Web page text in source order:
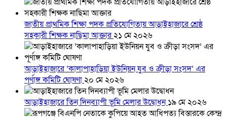
জাতীয় প্রাথমিক শিক্ষা পদক প্রতিযোগিতায় আড়াইহাজারে শ্রেষ্ঠ
সহকারী শিক্ষক নাছিমা আক্তার২১ মে ২০২৬
আড়াইহাজারে ‘কালাপাহাড়িয়া ইউনিয়ন যুব ও ক্রীড়া সংসদ’ এর
পূর্ণাঙ্গ কমিটি ঘোষণা২০ মে ২০২৬
আড়াইহাজারে তিন দিনব্যাপী ভূমি মেলার উদ্বোধন১৯ মে ২০২৬